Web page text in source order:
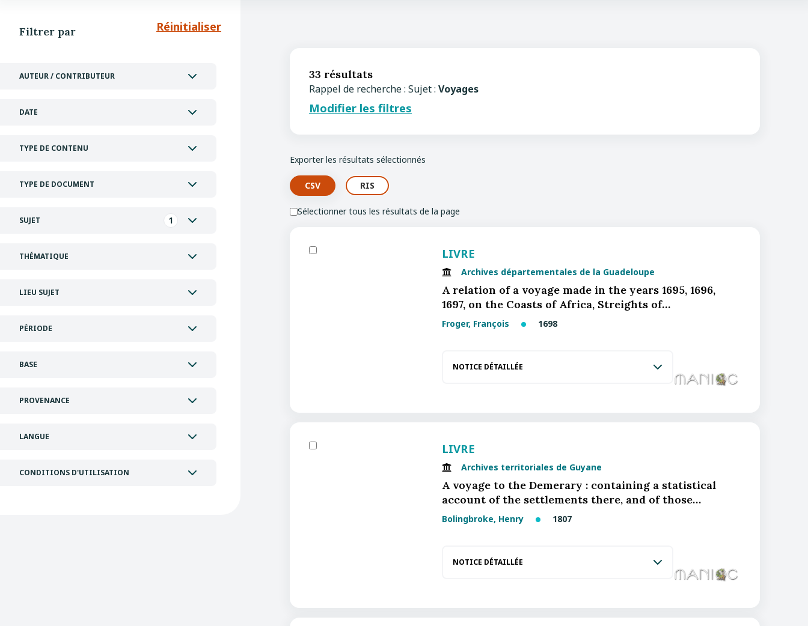
Filtrer par Réinitialiser
AUTEUR / CONTRIBUTEUR
DATE
TYPE DE CONTENU
TYPE DE DOCUMENT
SUJET 1
THÉMATIQUE
LIEU SUJET
PÉRIODE
BASE
PROVENANCE
LANGUE
CONDITIONS D'UTILISATION
33 résultats
Rappel de recherche : Sujet : Voyages
Modifier les filtres
Exporter les résultats sélectionnés
Sélectionner tous les résultats de la page
LIVRE
Archives départementales de la Guadeloupe
A relation of a voyage made in the years 1695, 1696,
1697, on the Coasts of Africa, Streights of…
Froger, François 1698
NOTICE DÉTAILLÉE
LIVRE
Archives territoriales de Guyane
A voyage to the Demerary : containing a statistical
account of the settlements there, and of those…
Bolingbroke, Henry 1807
NOTICE DÉTAILLÉE